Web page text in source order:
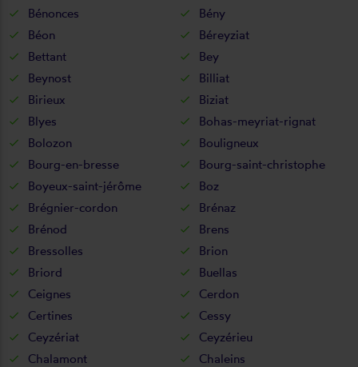
Bénonces
Bény
Béon
Béreyziat
Bettant
Bey
Beynost
Billiat
Birieux
Biziat
Blyes
Bohas-meyriat-rignat
Bolozon
Bouligneux
Bourg-en-bresse
Bourg-saint-christophe
Boyeux-saint-jérôme
Boz
Brégnier-cordon
Brénaz
Brénod
Brens
Bressolles
Brion
Briord
Buellas
Ceignes
Cerdon
Certines
Cessy
Ceyzériat
Ceyzérieu
Chalamont
Chaleins